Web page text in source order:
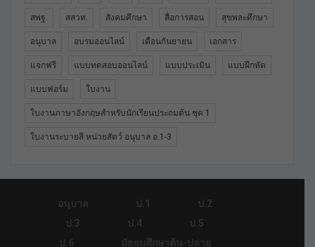
สพฐ. สสวท. สังคมศึกษา สื่อการสอน สุขพละศึกษา
อนุบาล อบรมออนไลน์ เดือนกันยายน เอกสาร
แจกฟรี แบบทดสอบออนไลน์ แบบประเมิน แบบฝึกหัด
แบบฟอร์ม ใบงาน
ใบงานภาษาอังกฤษสำหรับนักเรียนประถมต้น ชุด 1
ใบงานระบายสี หน่วยสัตว์ อนุบาล อ.1-3
อนุบาล ป.1
ป.2
ป.3
ป.4
ป.5
ป.6
มัธยมศึกษาต้น-ปลาย